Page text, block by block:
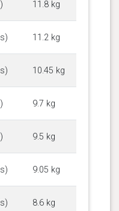
11.8 kg
11.2 kg
10.45 kg
9.7 kg
9.5 kg
9.05 kg
8.6 kg